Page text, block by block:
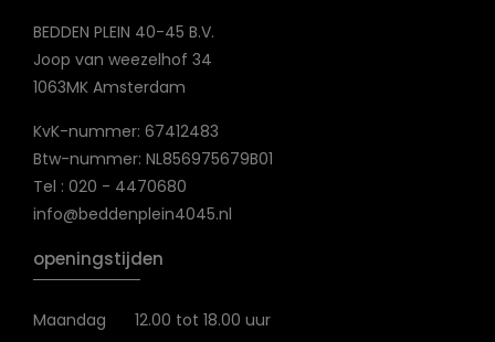
BEDDEN PLEIN 40-45 B.V.
Joop van weezelhof 34
1063MK Amsterdam
KvK-nummer: 67412483
Btw-nummer: NL856975679B01
Tel : 020 - 4470680
info@beddenplein4045.nl
openingstijden
Maandag
12.00 tot 18.00 uur